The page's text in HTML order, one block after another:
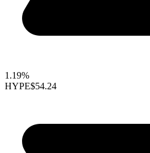
1.19%
HYPE$54.24